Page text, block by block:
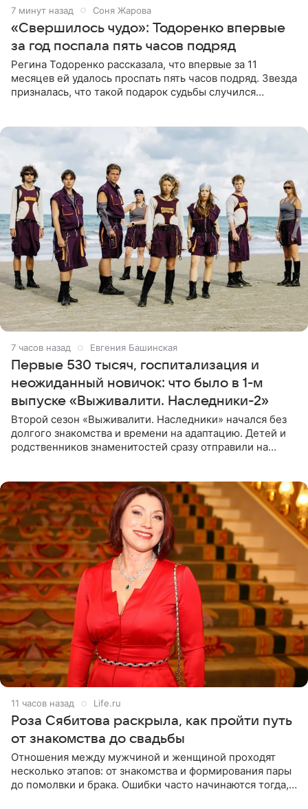
7 минут назад Соня Жарова
«Свершилось чудо»: Тодоренко впервые
за год поспала пять часов подряд
Регина Тодоренко рассказала, что впервые за 11
месяцев ей удалось проспать пять часов подряд. Звезда
призналась, что такой подарок судьбы случился
7 часов назад Евгения Башинская
Первые 530 тысяч, госпитализация и
неожиданный новичок: что было в 1-м
выпуске «Выживалити. Наследники-2»
Второй сезон «Выживалити. Наследники» начался без
долгого знакомства и времени на адаптацию. Детей и
родственников знаменитостей сразу отправили на
11 часов назад Life.ru
Роза Сябитова раскрыла, как пройти путь
от знакомства до свадьбы
Отношения между мужчиной и женщиной проходят
несколько этапов: от знакомства и формирования пары
до помолвки и брака. Ошибки часто начинаются тогда,